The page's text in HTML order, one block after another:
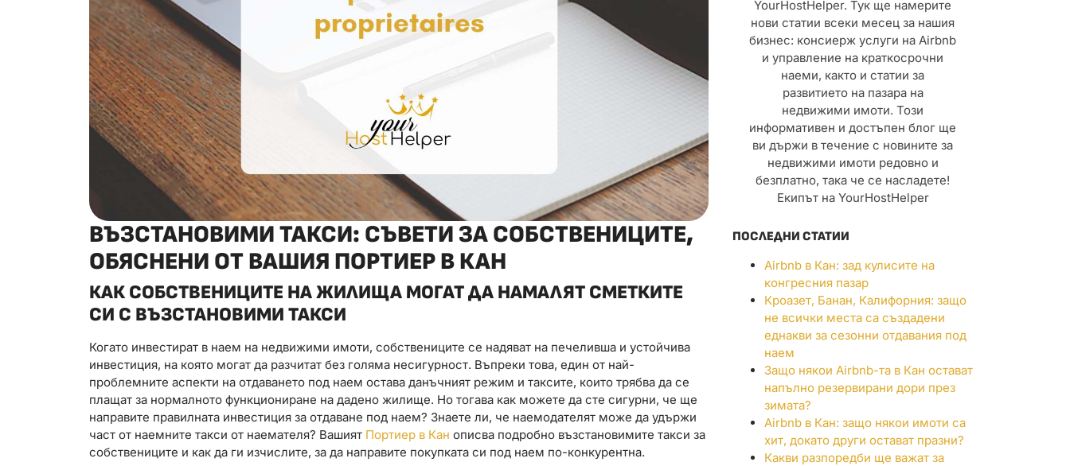
ВЪЗСТАНОВИМИ ТАКСИ: СЪВЕТИ ЗА СОБСТВЕНИЦИТЕ,
ОБЯСНЕНИ ОТ ВАШИЯ ПОРТИЕР В КАН
КАК СОБСТВЕНИЦИТЕ НА ЖИЛИЩА МОГАТ ДА НАМАЛЯТ СМЕТКИТЕ
СИ С ВЪЗСТАНОВИМИ ТАКСИ
Когато инвестират в наем на недвижими имоти, собствениците се надяват на печеливша и устойчива
инвестиция, на която могат да разчитат без голяма несигурност. Въпреки това, един от най-
проблемните аспекти на отдаването под наем остава данъчният режим и таксите, които трябва да се
плащат за нормалното функциониране на дадено жилище. Но тогава как можете да сте сигурни, че ще
направите правилната инвестиция за отдаване под наем? Знаете ли, че наемодателят може да удържи
част от наемните такси от наемателя? Вашият Портиер в Кан описва подробно възстановимите такси за
собствениците и как да ги изчислите, за да направите покупката си под наем по-конкурентна.
YourHostHelper. Тук ще намерите
нови статии всеки месец за нашия
бизнес: консиерж услуги на Airbnb
и управление на краткосрочни
наеми, както и статии за
развитието на пазара на
недвижими имоти. Този
информативен и достъпен блог ще
ви държи в течение с новините за
недвижими имоти редовно и
безплатно, така че се насладете!
Екипът на YourHostHelper
ПОСЛЕДНИ СТАТИИ
Airbnb в Кан: зад кулисите на
конгресния пазар
Кроазет, Банан, Калифорния: защо
не всички места са създадени
еднакви за сезонни отдавания под
наем
Защо някои Airbnb-та в Кан остават
напълно резервирани дори през
зимата?
Airbnb в Кан: защо някои имоти са
хит, докато други остават празни?
Какви разпоредби ще важат за